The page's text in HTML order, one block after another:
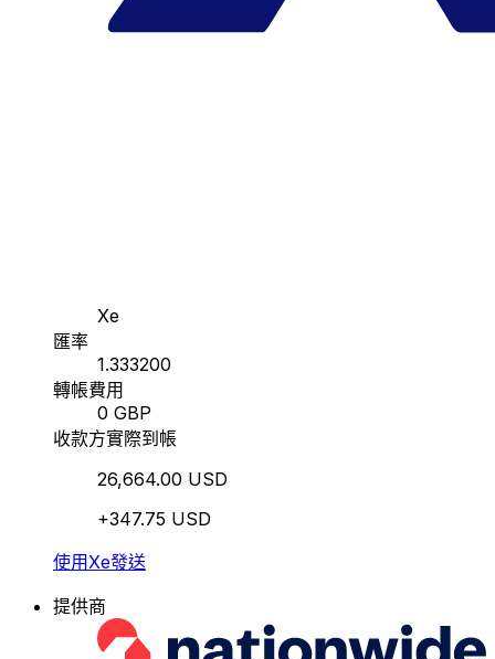
Xe
匯率
1.333200
轉帳費用
0 GBP
收款方實際到帳
26,664.00 USD
+347.75 USD
使用Xe發送
提供商